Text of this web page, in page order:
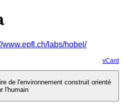
www.epfl.ch/labs/hobel/
vCard
de l'environnement construit orienté
l'humain